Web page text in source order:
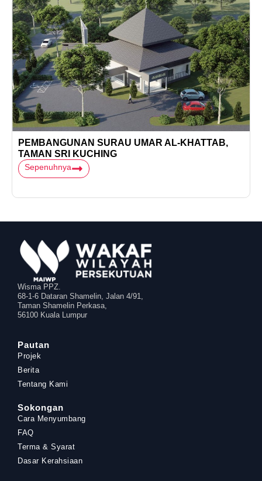
PEMBANGUNAN SURAU UMAR AL-KHATTAB,
TAMAN SRI KUCHING
Sepenuhnya
Wisma PPZ.
68-1-6 Dataran Shamelin, Jalan 4/91,
Taman Shamelin Perkasa,
56100 Kuala Lumpur
Pautan
Projek
Berita
Tentang Kami
Sokongan
Cara Menyumbang
FAQ
Terma & Syarat
Dasar Kerahsiaan